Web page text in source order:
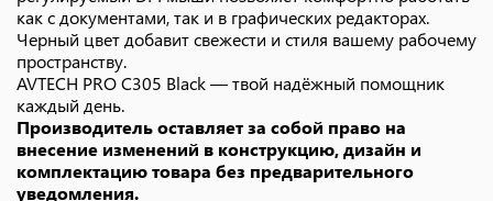
как с документами, так и в графических редакторах.
Черный цвет добавит свежести и стиля вашему рабочему
пространству.
AVTECH PRO C305 Black — твой надёжный помощник
каждый день.
Производитель оставляет за собой право на
внесение изменений в конструкцию, дизайн и
комплектацию товара без предварительного
уведомления.